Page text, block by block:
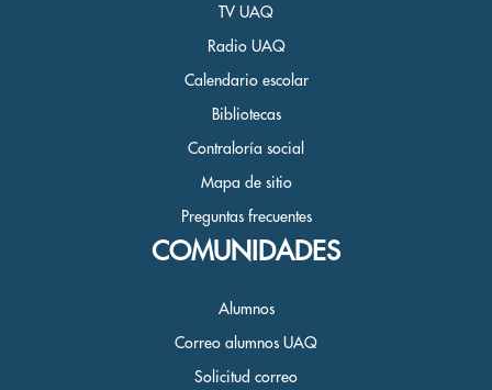
TV UAQ
Radio UAQ
Calendario escolar
Bibliotecas
Contraloría social
Mapa de sitio
Preguntas frecuentes
COMUNIDADES
Alumnos
Correo alumnos UAQ
Solicitud correo